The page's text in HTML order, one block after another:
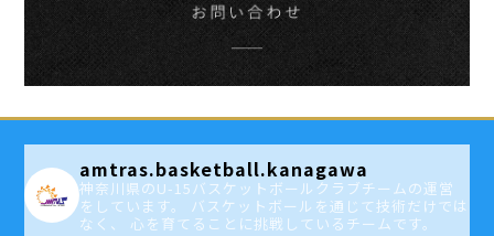
amtras.basketball.kanagawa
神奈川県のU-15バスケットボールクラブチームの運営
をしています。 バスケットボールを通じて技術だけでは
なく、 心を育てることに挑戦しているチームです。